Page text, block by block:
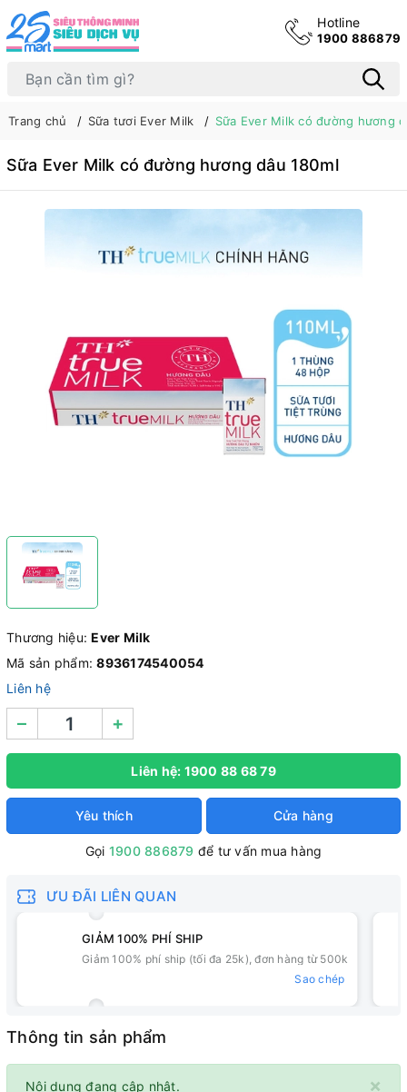
Hotline
1900 886879
Trang chủ Sữa tươi Ever Milk Sữa Ever Milk có đường hương
Sữa Ever Milk có đường hương dâu 180ml
Thương hiệu:Ever Milk
Mã sản phẩm:8936174540054
Liên hệ
– +
Liên hệ: 1900 88 68 79
Yêu thích Cửa hàng
Gọi 1900 886879 để tư vấn mua hàng
ƯU ĐÃI LIÊN QUAN
GIẢM 100% PHÍ SHIP
Giảm 100% phí ship (tối đa 25k), đơn hàng từ 500k
Sao chép
Thông tin sản phẩm
×
Nội dung đang cập nhật.